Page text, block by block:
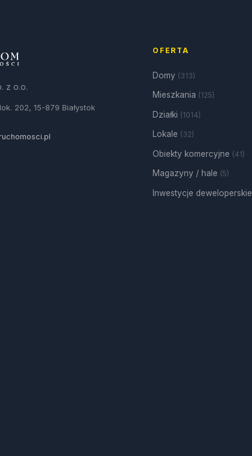
z o.o.
202, 15-879 Białystok
OFERTA
Domy (313)
Mieszkania (125)
Działki (1014)
Lokale (32)
Obiekty komercyjne (41)
Magazyny / hale (5)
Inwestycje deweloperskie